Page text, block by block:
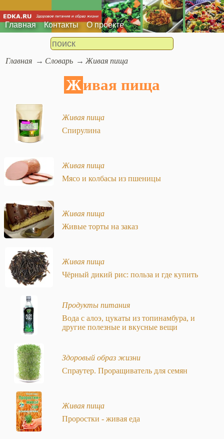
Главная Контакты О проекте
Главная Словарь Живая пища
Живая пища
Живая пища
Спирулина
Живая пища
Мясо и колбасы из пшеницы
Живая пища
Живые торты на заказ
Живая пища
Чёрный дикий рис: польза и где купить
Продукты питания
Вода с алоэ, цукаты из топинамбура, и
другие полезные и вкусные вещи
Здоровый образ жизни
Спраутер. Проращиватель для семян
Живая пища
Проростки - живая еда